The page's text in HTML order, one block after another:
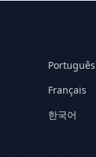
Português
Français
한국어